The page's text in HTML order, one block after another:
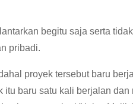
begitu saja serta
pribadi.
proyek tersebut baru
itu baru satu kali berjalan dan